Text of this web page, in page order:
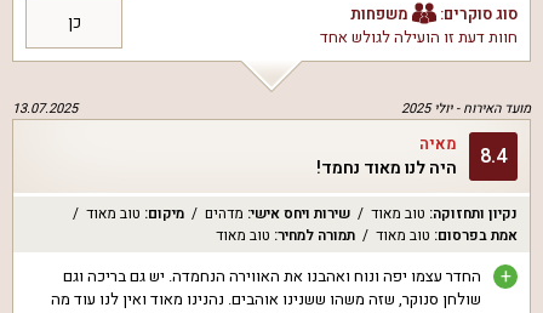
סוג סוקרים:
משפחות
חוות דעת זו הועילה לגולש אחד
כן
מועד האירוח -יולי 2025 13.07.2025
8.4 מאיה
היה לנו מאוד נחמד!
נקיון ותחזוקה: טוב מאוד שירות ויחס אישי: מדהים מיקום: טוב מאוד
אמת בפרסום: טוב מאוד תמורה למחיר: טוב מאוד
+
החדר עצמו יפה ונוח ואהבנו את האווירה הנחמדה. יש גם בריכה וגם
שולחן סנוקר, שזה משהו ששנינו אוהבים. נהנינו מאוד ואין לנו עוד מה